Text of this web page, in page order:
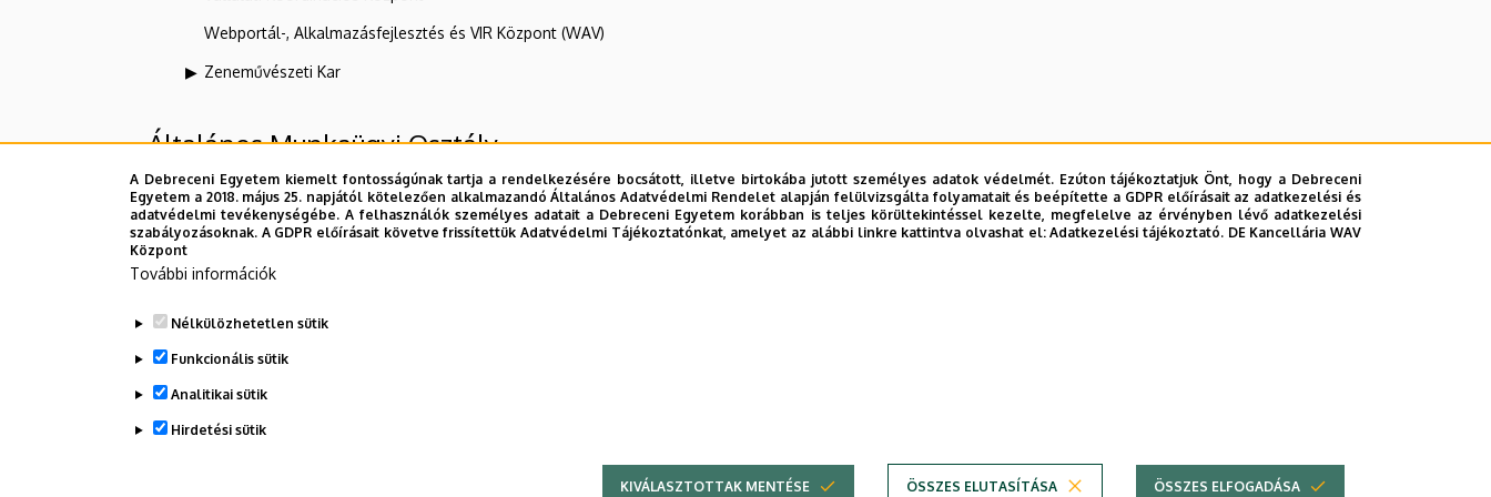
Webportál-, Alkalmazásfejlesztés és VIR Központ (WAV)
Zeneművészeti Kar
Általános Munkaügyi Osztály
Felettes szervezeti egységek
HR Igazgatóság
Dolgozói adatmódosítás igénylése a DE telefonkönyvében
A Debreceni Egyetem kiemelt fontosságúnak tartja a rendelkezésére bocsátott, illetve birtokába jutott személyes adatok védelmét. Ezúton tájékoztatjuk Önt, hogy a Debreceni
Egyetem a 2018. május 25. napjától kötelezően alkalmazandó Általános Adatvédelmi Rendelet alapján felülvizsgálta folyamatait és beépítette a GDPR előírásait az adatkezelési és
adatvédelmi tevékenységébe. A felhasználók személyes adatait a Debreceni Egyetem korábban is teljes körültekintéssel kezelte, megfelelve az érvényben lévő adatkezelési
szabályozásoknak. A GDPR előírásait követve frissítettük Adatvédelmi Tájékoztatónkat, amelyet az alábbi linkre kattintva olvashat el:Adatkezelési tájékoztató. DE Kancellária WAV
Központ
További információk
Nélkülözhetetlen sütik
Funkcionális sütik
Analitikai sütik
Hirdetési sütik
KIVÁLASZTOTTAK MENTÉSE ÖSSZES ELUTASÍTÁSA ÖSSZES ELFOGADÁSA